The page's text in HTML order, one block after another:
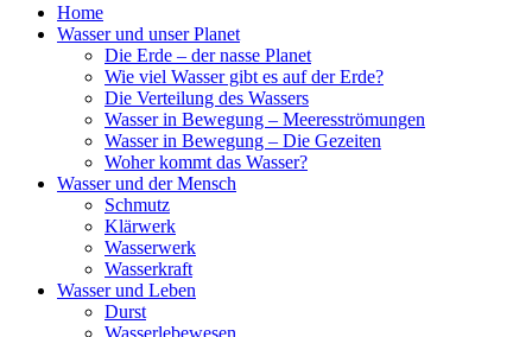
Home
Wasser und unser Planet
Die Erde – der nasse Planet
Wie viel Wasser gibt es auf der Erde?
Die Verteilung des Wassers
Wasser in Bewegung – Meeresströmungen
Wasser in Bewegung – Die Gezeiten
Woher kommt das Wasser?
Wasser und der Mensch
Schmutz
Klärwerk
Wasserwerk
Wasserkraft
Wasser und Leben
Durst
Wasserlebewesen